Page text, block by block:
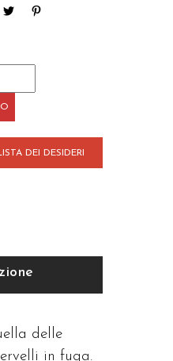
DEI DESIDERI
delle
in fuga.